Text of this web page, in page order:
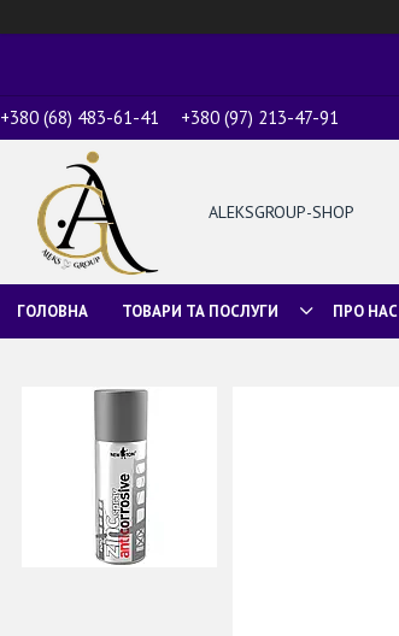
+380 (68) 483-61-41 +380 (97) 213-47-91
ALEKSGROUP-SHOP
ГОЛОВНА ТОВАРИ ТА ПОСЛУГИ ПРО НАС